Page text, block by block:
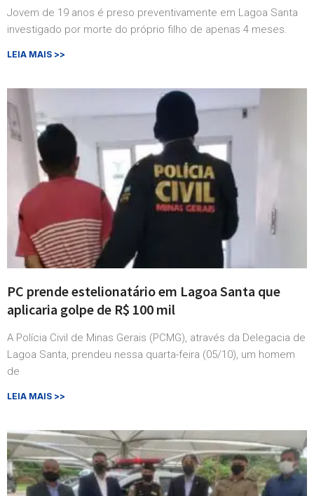
Jovem de 19 anos é preso preventivamente em Lagoa Santa
investigado por morte do próprio filho de apenas 4 meses.
LEIA MAIS >>
PC prende estelionatário em Lagoa Santa que
aplicaria golpe de R$ 100 mil
A Polícia Civil de Minas Gerais (PCMG), através da Delegacia de
Lagoa Santa, prendeu nessa quarta-feira (05/10), um homem
de
LEIA MAIS >>